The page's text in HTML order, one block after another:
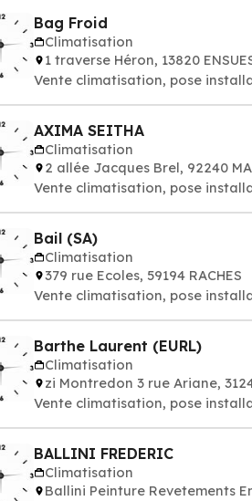
Bag Froid
Climatisation
1 traverse Héron, 13820
Vente climatisation, pose
AXIMA SEITHA
Climatisation
2 allée Jacques Brel, 92240
Vente climatisation, pose
Bail (SA)
Climatisation
379 rue Ecoles, 59194 RACHES
Vente climatisation, pose
Barthe Laurent (EURL)
Climatisation
zi Montredon 3 rue Ariane,
Vente climatisation, pose
BALLINI FREDERIC
Climatisation
Ballini Peinture Revetements